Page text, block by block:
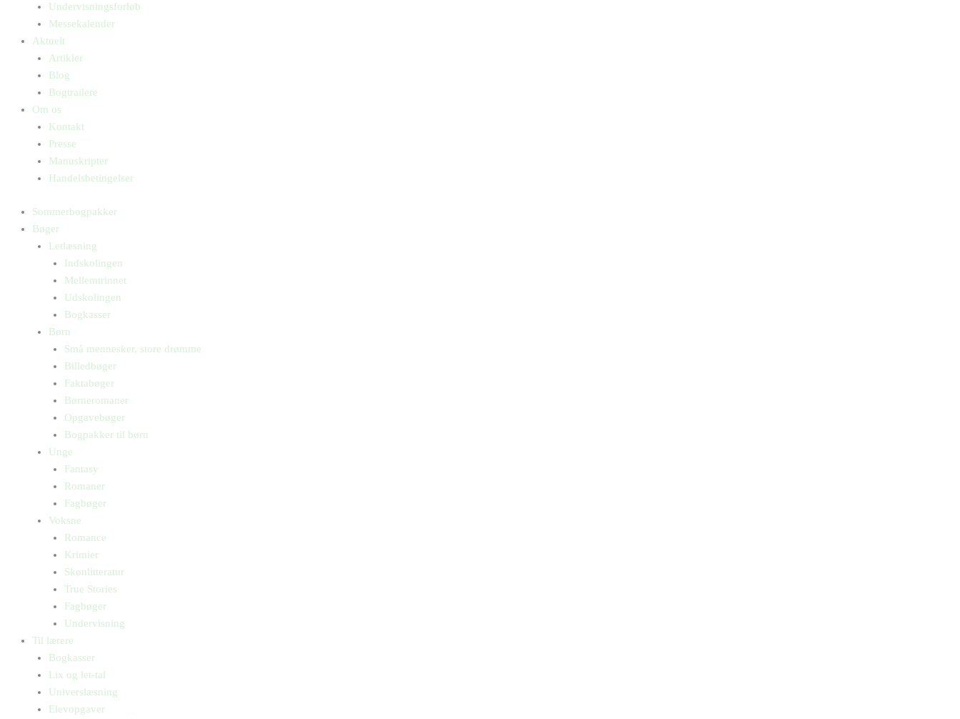
Undervisningsforløb
Messekalender
Aktuelt
Artikler
Blog
Bogtrailere
Om os
Kontakt
Presse
Manuskripter
Handelsbetingelser
Sommerbogpakker
Bøger
Letlæsning
Indskolingen
Mellemtrinnet
Udskolingen
Bogkasser
Børn
Små mennesker, store drømme
Billedbøger
Faktabøger
Børneromaner
Opgavebøger
Bogpakker til børn
Unge
Fantasy
Romaner
Fagbøger
Voksne
Romance
Krimier
Skønlitteratur
True Stories
Fagbøger
Undervisning
Til lærere
Bogkasser
Lix og let-tal
Universlæsning
Elevopgaver